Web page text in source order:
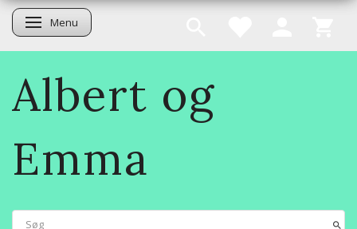
Skifte navigation
Menu
Albert og
Emma